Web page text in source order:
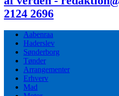
2124 2696
Aabenraa
Haderslev
Sønderborg
Tønder
Arrangementer
Erhverv
Mad